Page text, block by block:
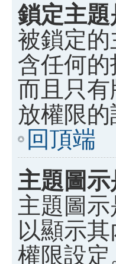
鎖定主題
被鎖定
含任何
而且只
放權限
回頂端
主題圖示
主題圖
以顯示
權限設定